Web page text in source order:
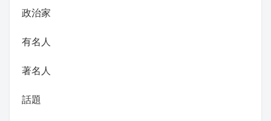
政治家
有名人
著名人
話題